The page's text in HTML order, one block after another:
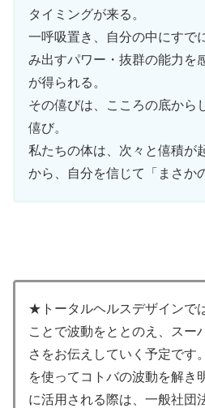
タイミングが来る。
一呼吸置き、自分の中にすで
み出すパワー・抜群の能力を
が得られる。
その僖びは、こころの底から
僖び。
私たちの体は、次々と僖積が
から、自分を信じて「まさか
★トータルヘルスデザインで
ことで波動をととのえ、スー
さをお伝えしていく予定です
を使ってコトバの波動を解き
に活用される際は、一般社団